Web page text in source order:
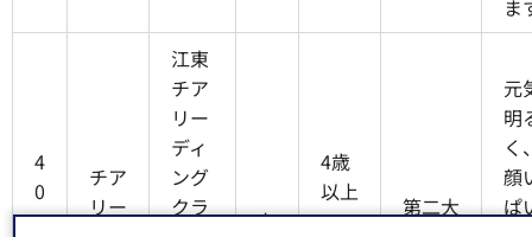
ま
4
0
-
チア
リー
江東
チア
リー
ディ
ング
クラ
有
4歳
以上
15
第二大
元
明
く
顔
ぱ